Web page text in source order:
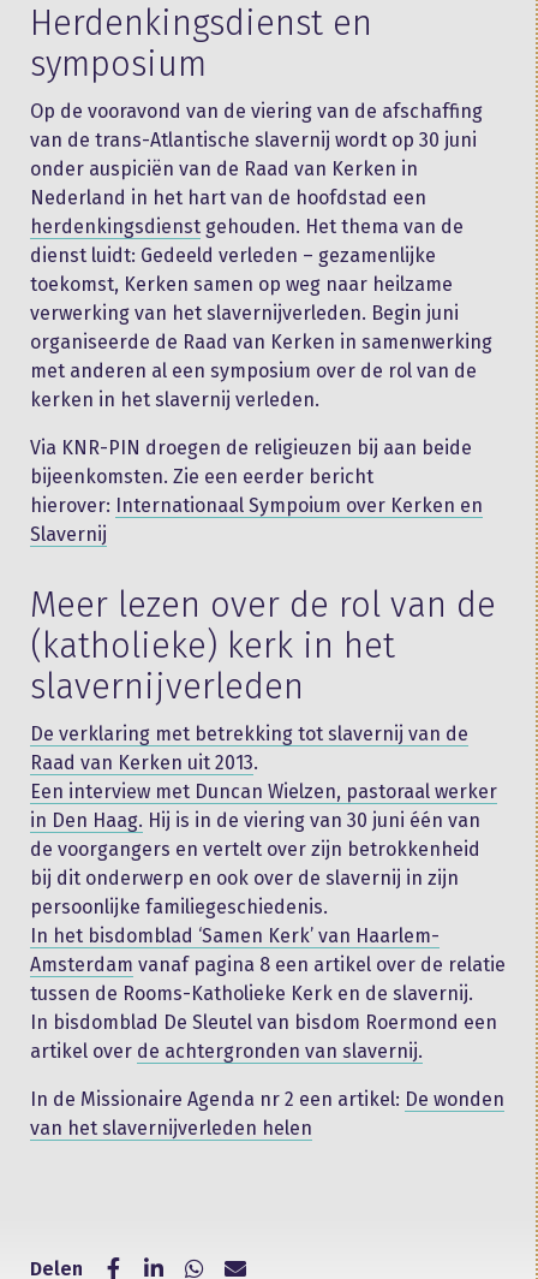
Herdenkingsdienst en
symposium
Op de vooravond van de viering van de afschaffing
van de trans-Atlantische slavernij wordt op 30 juni
onder auspiciën van de Raad van Kerken in
Nederland in het hart van de hoofdstad een
herdenkingsdienst gehouden. Het thema van de
dienst luidt: Gedeeld verleden – gezamenlijke
toekomst, Kerken samen op weg naar heilzame
verwerking van het slavernijverleden. Begin juni
organiseerde de Raad van Kerken in samenwerking
met anderen al een symposium over de rol van de
kerken in het slavernij verleden.
Via KNR-PIN droegen de religieuzen bij aan beide
bijeenkomsten. Zie een eerder bericht
hierover: Internationaal Sympoium over Kerken en
Slavernij
Meer lezen over de rol van de
(katholieke) kerk in het
slavernijverleden
De verklaring met betrekking tot slavernij van de
Raad van Kerken uit 2013.
Een interview met Duncan Wielzen, pastoraal werker
in Den Haag. Hij is in de viering van 30 juni één van
de voorgangers en vertelt over zijn betrokkenheid
bij dit onderwerp en ook over de slavernij in zijn
persoonlijke familiegeschiedenis.
In het bisdomblad ‘Samen Kerk’ van Haarlem-
Amsterdam vanaf pagina 8 een artikel over de relatie
tussen de Rooms-Katholieke Kerk en de slavernij.
In bisdomblad De Sleutel van bisdom Roermond een
artikel over de achtergronden van slavernij.
In de Missionaire Agenda nr 2 een artikel: De wonden
van het slavernijverleden helen
Delen